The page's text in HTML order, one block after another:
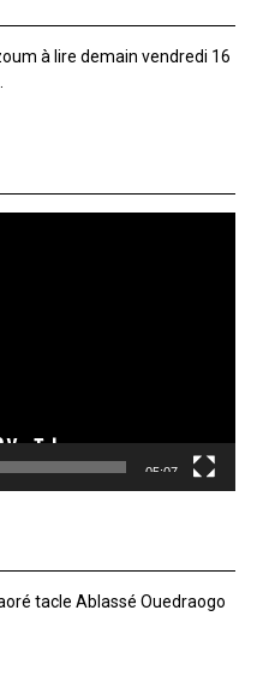
à lire demain vendredi 16
05:07
tacle Ablassé Ouedraogo